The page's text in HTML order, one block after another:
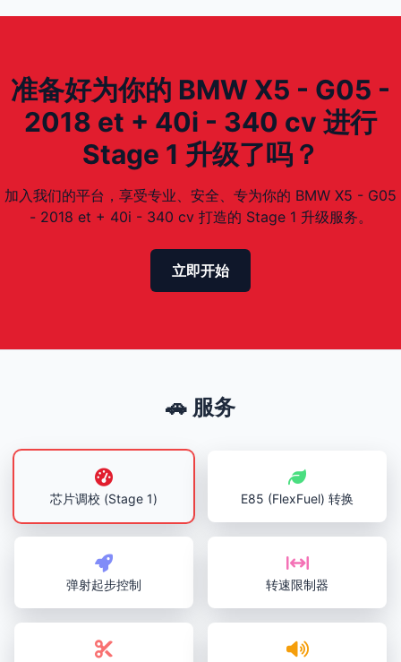
准备好为你的 BMW X5 - G05 -
2018 et + 40i - 340 cv 进行
Stage 1 升级了吗？
加入我们的平台，享受专业、安全、专为你的 BMW X5 - G05
- 2018 et + 40i - 340 cv 打造的 Stage 1 升级服务。
立即开始
🚗 服务
芯片调校 (Stage 1) E85 (FlexFuel) 转换
弹射起步控制 转速限制器